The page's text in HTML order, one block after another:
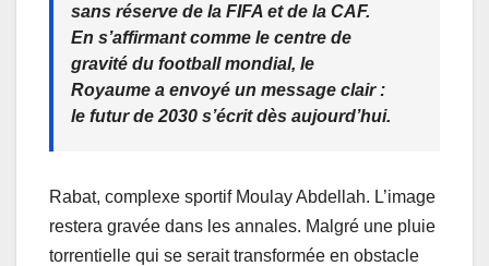
sans réserve de la FIFA et de la CAF.
En s’affirmant comme le centre de
gravité du football mondial, le
Royaume a envoyé un message clair :
le futur de 2030 s’écrit dès aujourd’hui.
Rabat, complexe sportif Moulay Abdellah. L’image
restera gravée dans les annales. Malgré une pluie
torrentielle qui se serait transformée en obstacle